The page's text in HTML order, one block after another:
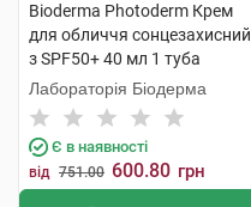
Bioderma Photoderm Крем
для обличчя сонцезахисний
з SPF50+ 40 мл 1 туба
Лабораторія Біодерма
Є в наявності
від 751.00 600.80 грн